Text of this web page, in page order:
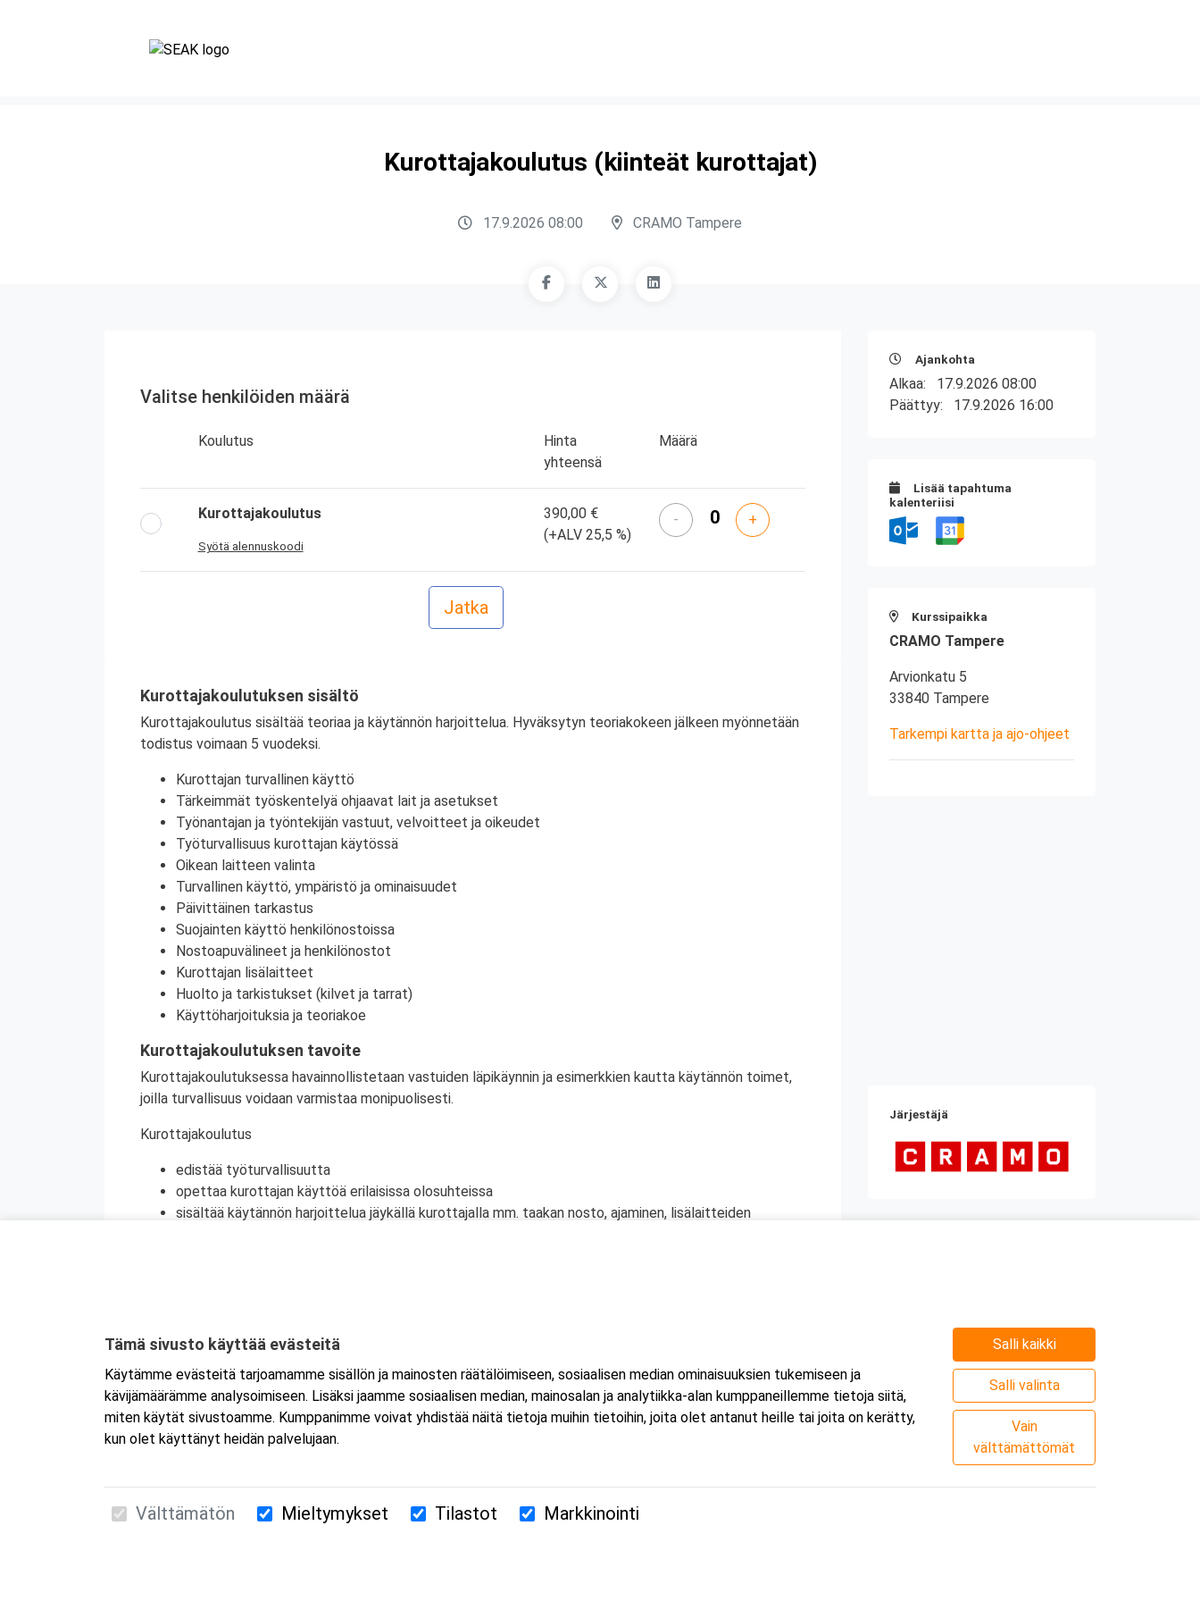
Kurottajakoulutus (kiinteät kurottajat)
17.9.2026 08:00 CRAMO Tampere
Valitse henkilöiden määrä
Koulutus
Hinta
yhteensä
Määrä
Kurottajakoulutus
Syötä alennuskoodi
390,00 €
(+ALV 25,5 %)
- +
Kurottajakoulutuksen sisältö
Kurottajakoulutus sisältää teoriaa ja käytännön harjoittelua. Hyväksytyn teoriakokeen jälkeen myönnetään
todistus voimaan 5 vuodeksi.
Kurottajan turvallinen käyttö
Tärkeimmät työskentelyä ohjaavat lait ja asetukset
Työnantajan ja työntekijän vastuut, velvoitteet ja oikeudet
Työturvallisuus kurottajan käytössä
Oikean laitteen valinta
Turvallinen käyttö, ympäristö ja ominaisuudet
Päivittäinen tarkastus​
Suojainten käyttö henkilönostoissa​
Nostoapuvälineet ja henkilönostot
Kurottajan lisälaitteet
Huolto ja tarkistukset (kilvet ja tarrat)
Käyttöharjoituksia ja teoriakoe
Kurottajakoulutuksen tavoite
Kurottajakoulutuksessa havainnollistetaan vastuiden läpikäynnin ja esimerkkien kautta käytännön toimet,
joilla turvallisuus voidaan varmistaa monipuolisesti.
Kurottajakoulutus
edistää työturvallisuutta
opettaa kurottajan käyttöä erilaisissa olosuhteissa
sisältää käytännön harjoittelua jäykällä kurottajalla mm. taakan nosto, ajaminen, lisälaitteiden
Kurottajakoulutuksen kohderyhmä
säännöllisesti. Toteutus soveltuu myös esihenkilöille sekä työturvallisuusvastaaville, jotta he voivat
suunnitella nostotyön paremmin ja varmistaa turvallisen työskentely-ympäristön.
Ajankohta
Alkaa: 17.9.2026 08:00
Päättyy: 17.9.2026 16:00
Lisää tapahtuma
kalenteriisi
Kurssipaikka
CRAMO Tampere
Arvionkatu 5
33840 Tampere
Tarkempi kartta ja ajo-ohjeet
Järjestäjä
Suomen Ensiapukoulutus Oy / Valimotie 21 / 00380 Helsinki
Tämä sivusto käyttää evästeitä
Käytämme evästeitä tarjoamamme sisällön ja mainosten räätälöimiseen, sosiaalisen median ominaisuuksien tukemiseen ja
kävijämäärämme analysoimiseen. Lisäksi jaamme sosiaalisen median, mainosalan ja analytiikka-alan kumppaneillemme tietoja siitä,
miten käytät sivustoamme. Kumppanimme voivat yhdistää näitä tietoja muihin tietoihin, joita olet antanut heille tai joita on kerätty,
kun olet käyttänyt heidän palvelujaan.
Salli kaikki
Salli valinta
Vain
välttämättömät
Välttämätön Mieltymykset Tilastot Markkinointi